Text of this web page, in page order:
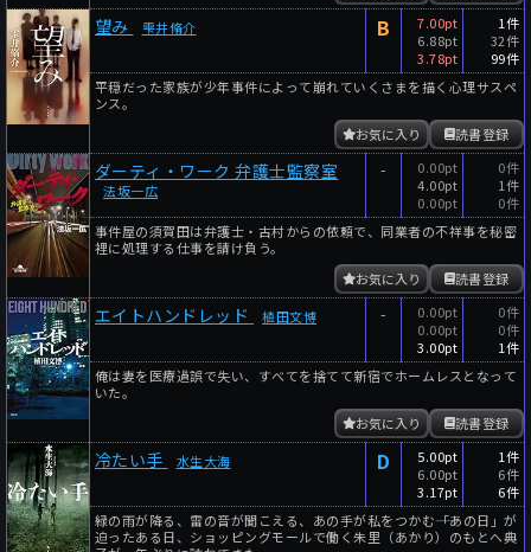
望み 雫井脩介 B
7.00pt
6.88pt
3.78pt
1件
32件
99件
平穏だった家族が少年事件によって崩れていくさまを描く心理サスペ
ンス。
読書登録
お気に入り
ダーティ・ワーク 弁護士監察室
法坂一広
-
0.00pt
4.00pt
0.00pt
0件
1件
0件
事件屋の須賀田は弁護士・古村からの依頼で、同業者の不祥事を秘密
裡に処理する仕事を請け負う。
読書登録
お気に入り
エイトハンドレッド 植田文博 -
0.00pt
0.00pt
3.00pt
0件
0件
1件
俺は妻を医療過誤で失い、すべてを捨てて新宿でホームレスとなって
いた。
読書登録
お気に入り
冷たい手 水生大海 D
5.00pt
6.00pt
3.17pt
1件
6件
6件
緑の雨が降る、雷の音が聞こえる、あの手が私をつかむ――「あの日」が
迫ったある日、ショッピングモールで働く朱里（あかり）のもとへ典